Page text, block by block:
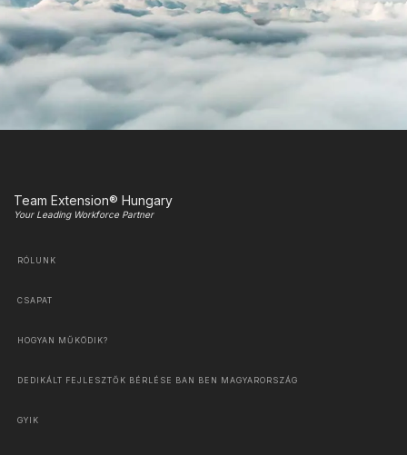
Team Extension® Hungary
Your Leading Workforce Partner
RÓLUNK
CSAPAT
HOGYAN MŰKÖDIK?
DEDIKÁLT FEJLESZTŐK BÉRLÉSE BAN BEN MAGYARORSZÁG
GYIK